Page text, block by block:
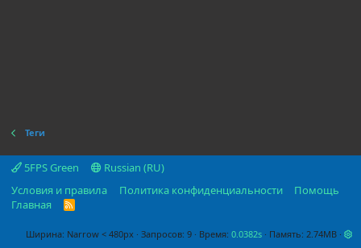
Теги
5FPS Green
Russian (RU)
Условия и правила
Политика конфиденциальности
Помощь
Главная
R
Ширина Запросов 9 Время 0.0382s Память 2.74MB